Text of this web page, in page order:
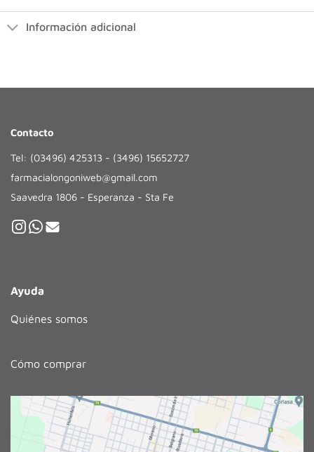
Información adicional
Contacto
Tel: (03496) 425313 - (3496) 15652727
farmacialongoniweb@gmail.com
Saavedra 1806 - Esperanza - Sta Fe
Ayuda
Quiénes somos
Cómo comprar